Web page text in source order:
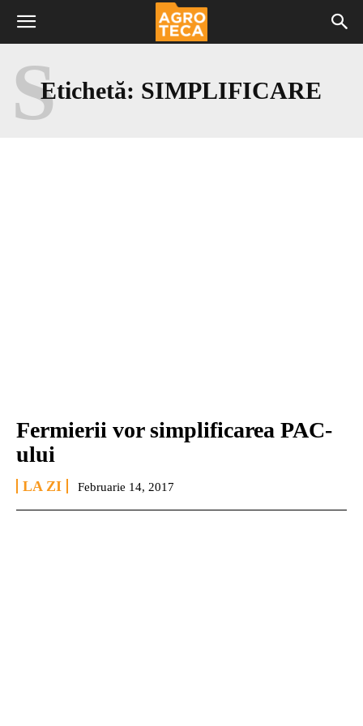
Etichetă: SIMPLIFICARE
S
Fermierii vor simplificarea PAC-
ului
LA ZI Februarie 14, 2017